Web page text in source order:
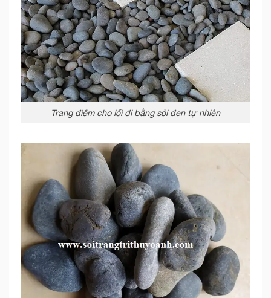
Trang điểm cho lối đi bằng sỏi đen tự nhiên